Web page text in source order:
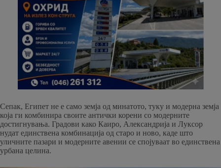
Сепак, Египет не е само земја од минатото, туку и модерна земја
која ги комбинира своите антички корени со модерните
достигнувања. Градови како Каиро, Александрија и Луксор
нудат единствена комбинација од старо и ново, каде што
уличните пазари и модерните авении се спојуваат во единствена
урбана целина.